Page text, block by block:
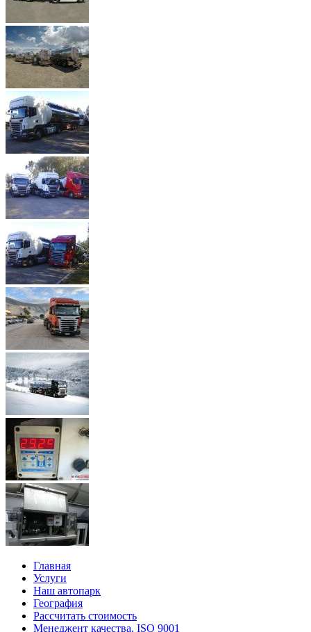
Главная
Услуги
Наш автопарк
География
Рассчитать стоимость
Менеджент качества. ISO 9001